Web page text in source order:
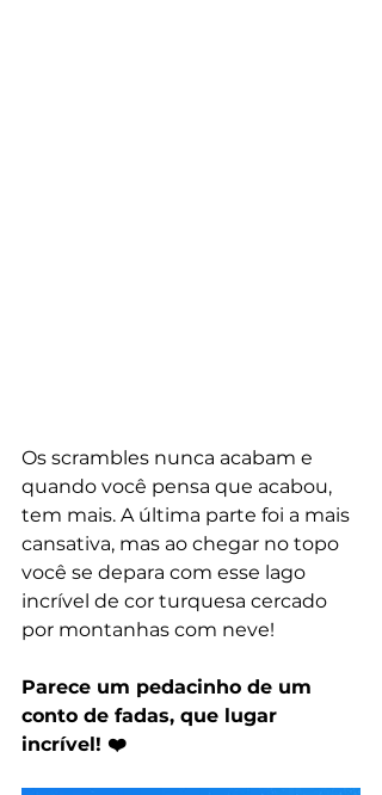
Os scrambles nunca acabam e
quando você pensa que acabou,
tem mais. A última parte foi a mais
cansativa, mas ao chegar no topo
você se depara com esse lago
incrível de cor turquesa cercado
por montanhas com neve!
Parece um pedacinho de um
conto de fadas, que lugar
incrível! ❤️